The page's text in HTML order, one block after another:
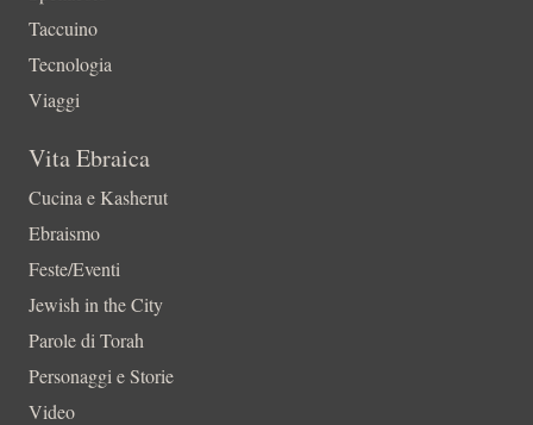
Taccuino
Tecnologia
Viaggi
Vita Ebraica
Cucina e Kasherut
Ebraismo
Feste/Eventi
Jewish in the City
Parole di Torah
Personaggi e Storie
Video